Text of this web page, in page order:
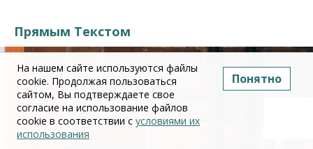
Прямым Текстом
На нашем сайте используются файлы
cookie. Продолжая пользоваться
сайтом, Вы подтверждаете свое
согласие на использование файлов
cookie в соответствии с условиями их
использования
Понятно